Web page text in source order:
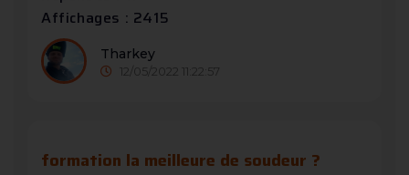
Affichages : 2415
Tharkey
12/05/2022 11:22:57
formation la meilleure de soudeur ?